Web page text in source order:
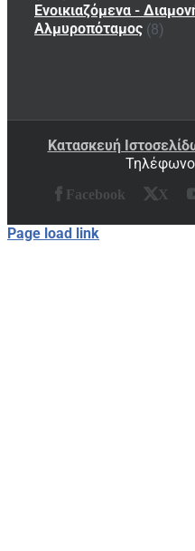
Ενοικιαζόμενα -
Αλμυροπόταμος (8)
Κατασκευή
Τηλέφωνο
Facebook X
Page load link